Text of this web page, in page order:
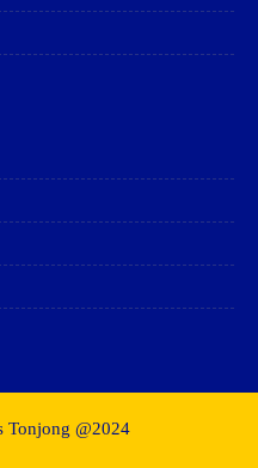
Tonjong @2024